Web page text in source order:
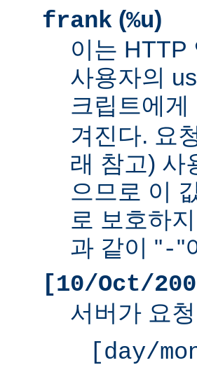
frank (%u)
이는 HTTP
사용자의
크립트에게
겨진다. 요
래 참고) 사
으므로 이
로 보호하
과 같이 "-"
[10/Oct/
서버가 요
[day/